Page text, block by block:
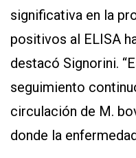
significativa en la
positivos al ELISA
destacó Signorini.
seguimiento
circulación de M.
donde la